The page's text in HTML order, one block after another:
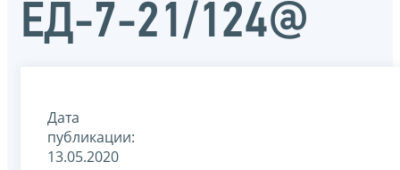
ЕД-7-21/124@
Дата
публикации:
13.05.2020